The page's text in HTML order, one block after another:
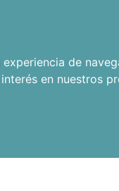
de
en nuestros